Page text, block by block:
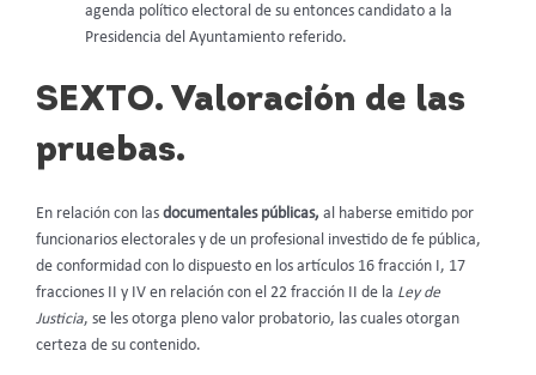
agenda político electoral de su entonces candidato a la
Presidencia del Ayuntamiento referido.
SEXTO. Valoración de las
pruebas.
En relación con las documentales públicas, al haberse emitido por
funcionarios electorales y de un profesional investido de fe pública,
de conformidad con lo dispuesto en los artículos 16 fracción I, 17
fracciones II y IV en relación con el 22 fracción II de la Ley de
Justicia, se les otorga pleno valor probatorio, las cuales otorgan
certeza de su contenido.